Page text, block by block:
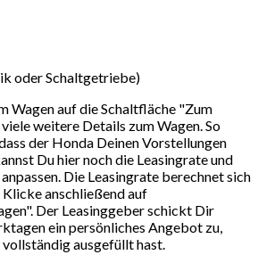
oder Schaltgetriebe)
Wagen auf die Schaltfläche "Zum
weitere Details zum Wagen. So
der Honda Deinen Vorstellungen
Du hier noch die Leasingrate und
Die Leasingrate berechnet sich
anschließend auf
Der Leasinggeber schickt Dir
ein persönliches Angebot zu,
vollständig ausgefüllt hast.